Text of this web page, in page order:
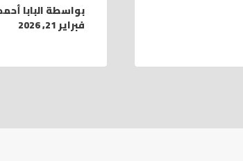
بواسطةالبابا
فبراير 21, 2026